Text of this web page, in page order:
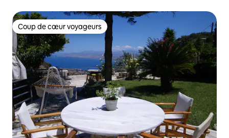
Coup de cœur voyageurs
Coup de cœur voyageurs